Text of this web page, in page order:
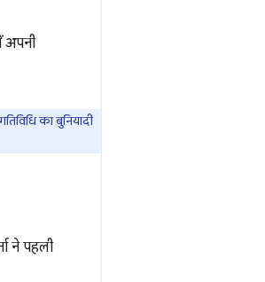
अपनी
का बुनियादी
ने पहली